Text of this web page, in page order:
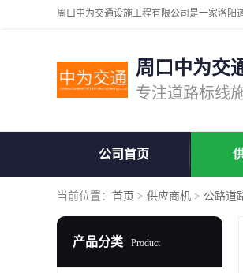
周口中为交
公司首页
当前位置： 首页 > 供应商机 > 公路道
产品分类 Product